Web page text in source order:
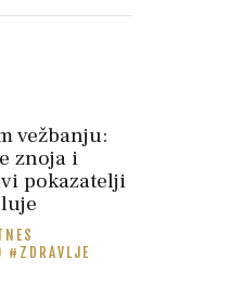
vežbanju:
znoja i
pokazatelji
ZDRAVLJE